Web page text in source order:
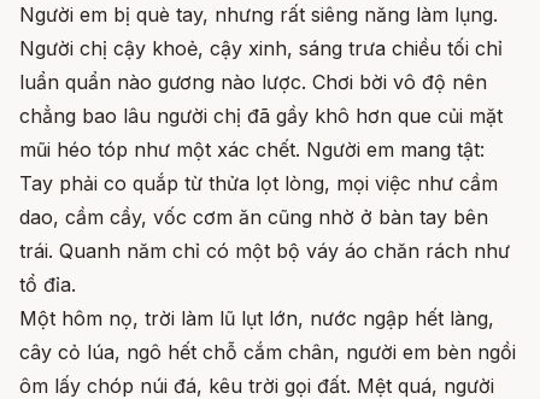
Người em bị què tay, nhưng rất siêng năng làm lụng.
Người chị cậy khoẻ, cậy xinh, sáng trưa chiều tối chỉ
luẩn quẩn nào gương nào lược. Chơi bời vô độ nên
chẳng bao lâu người chị đã gầy khô hơn que củi mặt
mũi héo tóp như một xác chết. Người em mang tật:
Tay phải co quắp từ thửa lọt lòng, mọi việc như cầm
dao, cầm cầy, vốc cơm ăn cũng nhờ ở bàn tay bên
trái. Quanh năm chỉ có một bộ váy áo chăn rách như
tổ đỉa.
Một hôm nọ, trời làm lũ lụt lớn, nước ngập hết làng,
cây cỏ lúa, ngô hết chỗ cắm chân, người em bèn ngồi
ôm lấy chóp núi đá, kêu trời gọi đất. Mệt quá, người